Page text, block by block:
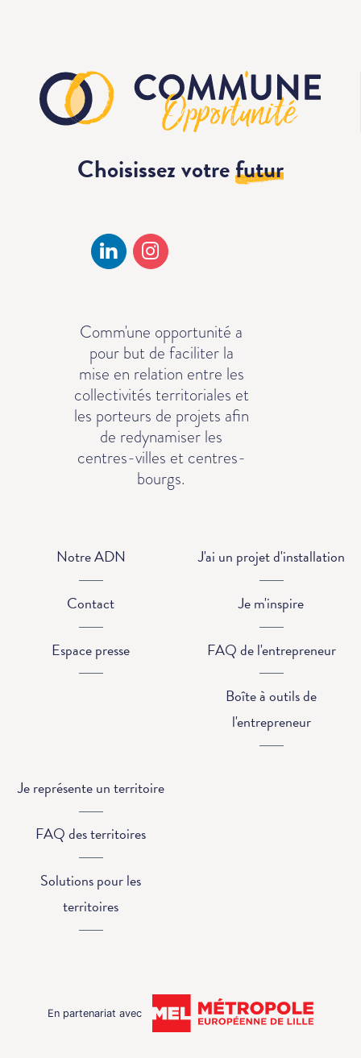
Choisissez votrefutur
Comm'une opportunité a
pour but de faciliter la
mise en relation entre les
collectivités territoriales et
les porteurs de projets afin
de redynamiser les
centres-villes et centres-
bourgs.
Notre ADN
Contact
Espace presse
J'ai un projet d'installation
Je m'inspire
FAQ de l'entrepreneur
Boîte à outils de
l'entrepreneur
Je représente un territoire
FAQ des territoires
Solutions pour les
territoires
En partenariat avec